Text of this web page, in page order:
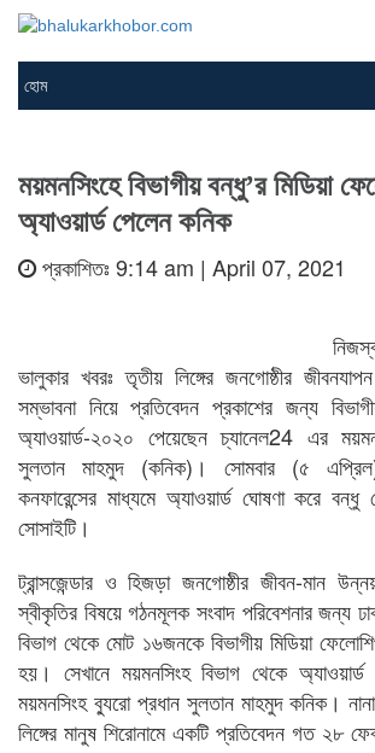
হোম
ময়মনসিংহে বিভাগীয় বন্ধু’র মিডিয়া
অ্যাওয়ার্ড পেলেন কনিক
প্রকাশিতঃ 9:14 am | April 07, 2021
ভালুকার খবরঃ তৃতীয় লিঙ্গের জনগোষ্ঠীর
সম্ভাবনা নিয়ে প্রতিবেদন প্রকাশের জন্য
অ্যাওয়ার্ড-২০২০ পেয়েছেন চ্যানেল24 এর
সুলতান মাহমুদ (কনিক)। সোমবার (৫
কনফারেন্সের মাধ্যমে অ্যাওয়ার্ড ঘোষণা করে
সোসাইটি।
ট্রান্সজেন্ডার ও হিজড়া জনগোষ্ঠীর জীবন-মান
স্বীকৃতির বিষয়ে গঠনমূলক সংবাদ পরিবেশনার জন্য
বিভাগ থেকে মোট ১৬জনকে বিভাগীয় মিডিয়া
হয়। সেখানে ময়মনসিংহ বিভাগ থেকে
ময়মনসিংহ ব্যুরো প্রধান সুলতান মাহমুদ কনিক।
লিঙ্গের মানুষ শিরোনামে একটি প্রতিবেদন গত ২৮